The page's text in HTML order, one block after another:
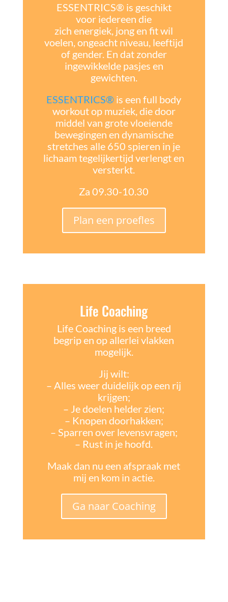
ESSENTRICS® is geschikt
voor iedereen die
zich energiek, jong en fit wil
voelen, ongeacht niveau, leeftijd
of gender. En dat zonder
ingewikkelde pasjes en
gewichten.
ESSENTRICS® is een full body
workout op muziek, die door
middel van grote vloeiende
bewegingen en dynamische
stretches alle 650 spieren in je
lichaam tegelijkertijd verlengt en
versterkt.
Za 09.30-10.30
Plan een proefles
Life Coaching
Life Coaching is een breed
begrip en op allerlei vlakken
mogelijk.
Jij wilt:
– Alles weer duidelijk op een rij
krijgen;
– Je doelen helder zien;
– Knopen doorhakken;
– Sparren over levensvragen;
– Rust in je hoofd.
Maak dan nu een afspraak met
mij en kom in actie.
Ga naar Coaching